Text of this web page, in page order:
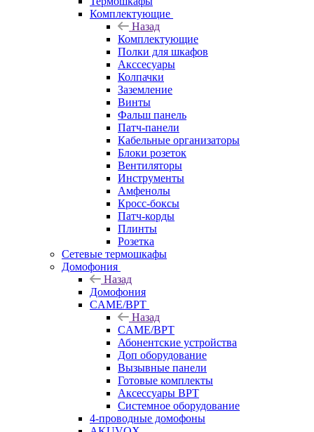
Комплектующие
Назад
Комплектующие
Полки для шкафов
Акссесуары
Колпачки
Заземление
Винты
Фальш панель
Патч-панели
Кабельные организаторы
Блоки розеток
Вентиляторы
Инструменты
Амфенолы
Кросс-боксы
Патч-корды
Плинты
Розетка
Сетевые термошкафы
Домофония
Назад
Домофония
CAME/BPT
Назад
CAME/BPT
Абонентские устройства
Доп оборудование
Вызывные панели
Готовые комплекты
Аксессуары BPT
Системное оборудование
4-проводные домофоны